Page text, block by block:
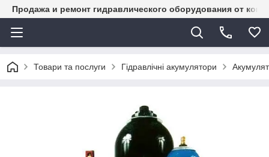
Продажа и ремонт гидравлического оборудования от
Товари та послуги Гідравлічні акумулятори